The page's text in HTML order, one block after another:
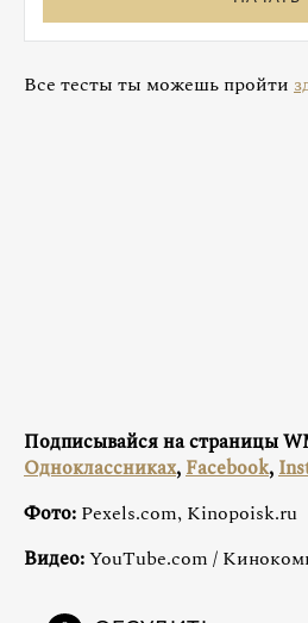
Все тесты ты можешь пройти
Подписывайся на страницы
Одноклассниках, Facebook,
Фото: Pexels.com, Kinopoisk.ru
Видео:YouТube.com /